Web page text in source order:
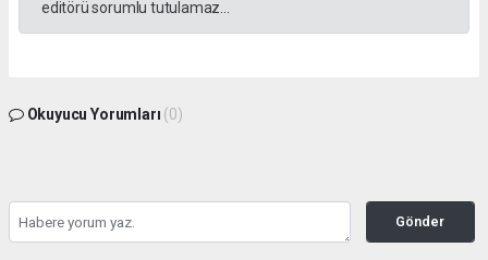
editörü sorumlu tutulamaz...
Okuyucu Yorumları (0)
Gönder